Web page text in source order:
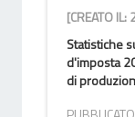
[CREATO
Statistiche
d'imposta
di